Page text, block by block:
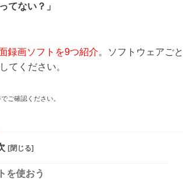
てない？」
録画ソフトを9つ紹介。ソフトウェアごと
てください。
ご確認ください。
[閉じる]
を使おう